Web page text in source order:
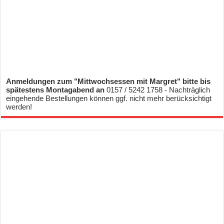
Anmeldungen zum "Mittwochsessen mit Margret" bitte bis
spätestens Montagabend an0157 / 5242 1758 - Nachträglich
eingehende Bestellungen können ggf. nicht mehr berücksichtigt
werden!